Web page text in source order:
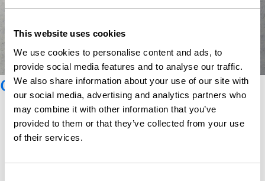
This website uses cookies
We use cookies to personalise content and ads, to
provide social media features and to analyse our traffic.
We also share information about your use of our site with
our social media, advertising and analytics partners who
may combine it with other information that you’ve
provided to them or that they’ve collected from your use
of their services.
Catálogo Glashütte Original